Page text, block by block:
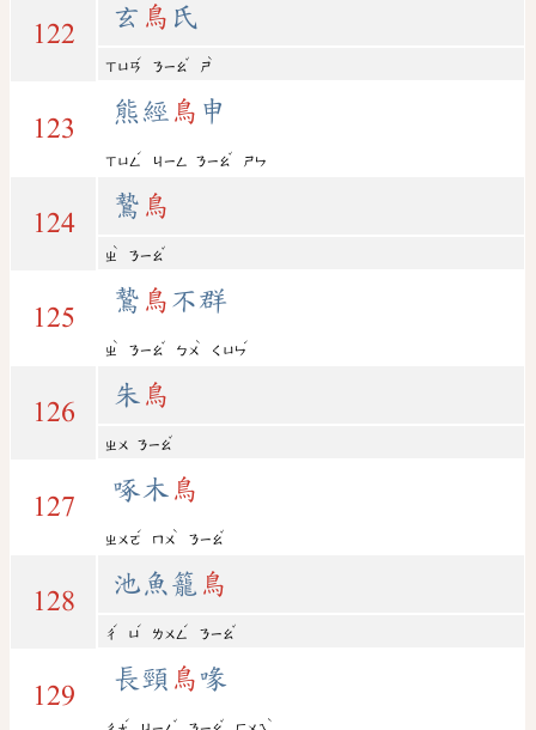
122
玄 鳥 氏
ㄒㄩㄢ
ˊ
ㄋㄧㄠ
ˇ
ㄕ
ˋ
123
熊經 鳥 申
ㄒㄩㄥ
ˊ
ㄐㄧㄥ ㄋㄧㄠ
ˇ
ㄕㄣ
124
鷙 鳥
ㄓ
ˋ
ㄋㄧㄠ
ˇ
125
鷙 鳥 不群
ㄓ
ˋ
ㄋㄧㄠ
ˇ
ㄅㄨ
ˋ
ㄑㄩㄣ
ˊ
126
朱 鳥
ㄓㄨ ㄋㄧㄠ
ˇ
127
啄木 鳥
ㄓㄨㄛ
ˊ
ㄇㄨ
ˋ
ㄋㄧㄠ
ˇ
128
池魚籠 鳥
ㄔ
ˊ
ㄩ
ˊ
ㄌㄨㄥ
ˊ
ㄋㄧㄠ
ˇ
129
長頸 鳥 喙
ˊ ˇ ˇ ˋ